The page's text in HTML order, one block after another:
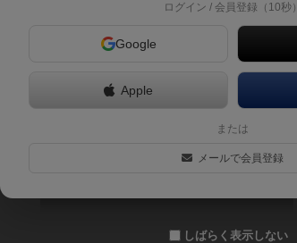
エリートイケメンマッチョ
5.6
ログイン / 会員登録（10秒）
Google
Apple
または
メールで会員登録
しばらく表示しない